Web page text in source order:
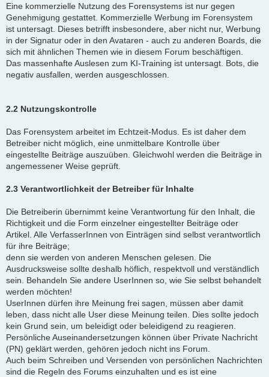
Eine kommerzielle Nutzung des Forensystems ist nur gegen
Genehmigung gestattet. Kommerzielle Werbung im Forensystem
ist untersagt. Dieses betrifft insbesondere, aber nicht nur, Werbung
in der Signatur oder in den Avataren - auch zu anderen Boards, die
sich mit ähnlichen Themen wie in diesem Forum beschäftigen.
Das massenhafte Auslesen zum KI-Training ist untersagt. Bots, die
negativ ausfallen, werden ausgeschlossen.
2.2 Nutzungskontrolle
Das Forensystem arbeitet im Echtzeit-Modus. Es ist daher dem
Betreiber nicht möglich, eine unmittelbare Kontrolle über
eingestellte Beiträge auszuüben. Gleichwohl werden die Beiträge in
angemessener Weise geprüft.
2.3 Verantwortlichkeit der Betreiber für Inhalte
Die Betreiberin übernimmt keine Verantwortung für den Inhalt, die
Richtigkeit und die Form einzelner eingestellter Beiträge oder
Artikel. Alle VerfasserInnen von Einträgen sind selbst verantwortlich
für ihre Beiträge;
denn sie werden von anderen Menschen gelesen. Die
Ausdrucksweise sollte deshalb höflich, respektvoll und verständlich
sein. Behandeln Sie andere UserInnen so, wie Sie selbst behandelt
werden möchten!
UserInnen dürfen ihre Meinung frei sagen, müssen aber damit
leben, dass nicht alle User diese Meinung teilen. Dies sollte jedoch
kein Grund sein, um beleidigt oder beleidigend zu reagieren.
Persönliche Auseinandersetzungen können über Private Nachricht
(PN) geklärt werden, gehören jedoch nicht ins Forum.
Auch beim Schreiben und Versenden von persönlichen Nachrichten
sind die Regeln des Forums einzuhalten und es ist eine